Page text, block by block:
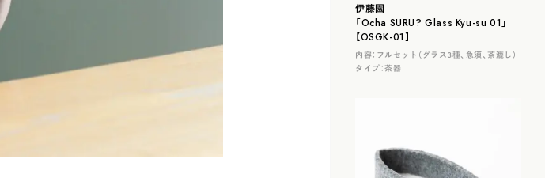
伊藤園
「Ocha SURU? Glass Kyu-su 01」
【OSGK-01】
内容： フルセット（グラス３種、急須、茶漉し）
タイプ：茶器